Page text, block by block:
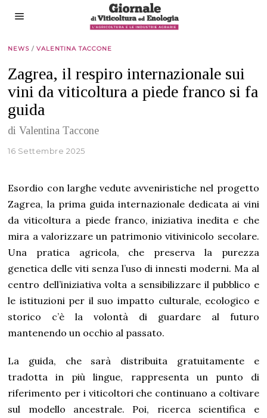
NEWS / VALENTINA TACCONE
Zagrea, il respiro internazionale sui
vini da viticoltura a piede franco si fa
guida
di Valentina Taccone
16 Settembre 2025
Esordio con larghe vedute avveniristiche nel progetto
Zagrea, la prima guida internazionale dedicata ai vini
da viticoltura a piede franco, iniziativa inedita e che
mira a valorizzare un patrimonio vitivinicolo secolare.
Una pratica agricola, che preserva la purezza
genetica delle viti senza l’uso di innesti moderni. Ma al
centro dell’iniziativa volta a sensibilizzare il pubblico e
le istituzioni per il suo impatto culturale, ecologico e
storico c’è la volontà di guardare al futuro
mantenendo un occhio al passato.
La guida, che sarà distribuita gratuitamente e
tradotta in più lingue, rappresenta un punto di
riferimento per i viticoltori che continuano a coltivare
sul modello ancestrale. Poi, ricerca scientifica e